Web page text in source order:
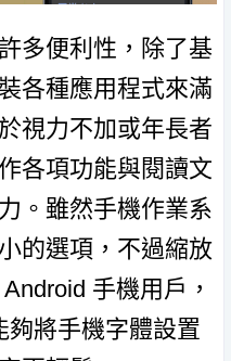
多便利性，除了基
各種應用程式來滿
視力不加或年長者
各項功能與閱讀文
。雖然手機作業系
的選項，不過縮放
手機用戶，
夠將手機字體設置